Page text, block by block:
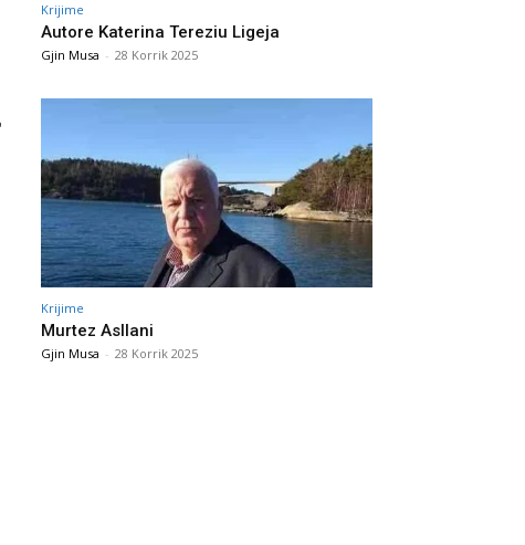
Krijime
Autore Katerina Tereziu Ligeja
Gjin Musa - 28 Korrik 2025
Krijime
Murtez Asllani
Gjin Musa - 28 Korrik 2025